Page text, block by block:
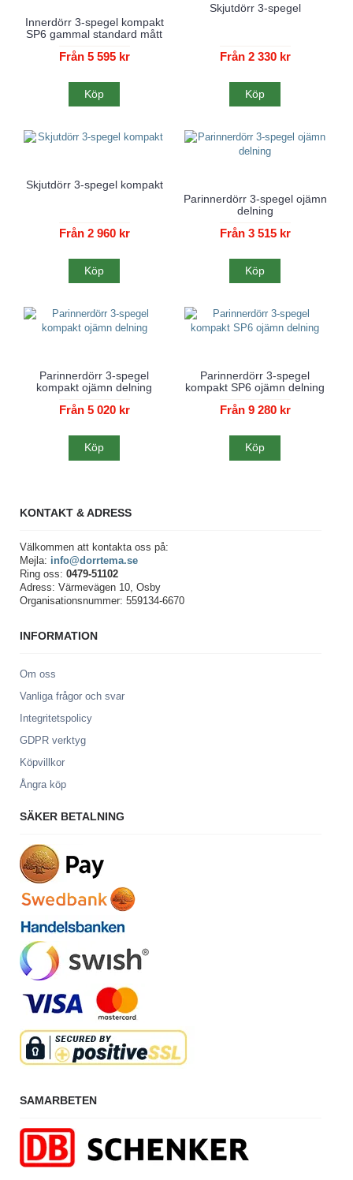
Innerdörr 3-spegel kompakt
SP6 gammal standard mått
Från 5 595 kr
Köp
Skjutdörr 3-spegel
Från 2 330 kr
Köp
Skjutdörr 3-spegel kompakt
Från 2 960 kr
Köp
Parinnerdörr 3-spegel ojämn
delning
Från 3 515 kr
Köp
Parinnerdörr 3-spegel
kompakt ojämn delning
Från 5 020 kr
Köp
Parinnerdörr 3-spegel
kompakt SP6 ojämn delning
Från 9 280 kr
Köp
KONTAKT & ADRESS
Välkommen att kontakta oss på:
Mejla: info@dorrtema.se
Ring oss: 0479-51102
Adress: Värmevägen 10, Osby
Organisationsnummer: 559134-6670
INFORMATION
Om oss
Vanliga frågor och svar
Integritetspolicy
GDPR verktyg
Köpvillkor
Ångra köp
SÄKER BETALNING
SAMARBETEN